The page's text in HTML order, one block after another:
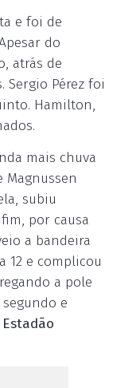
e foi de
do
atrás de
Sergio Pérez foi
Hamilton,
mais chuva
Magnussen
subiu
por causa
a bandeira
12 e complicou
a pole
e